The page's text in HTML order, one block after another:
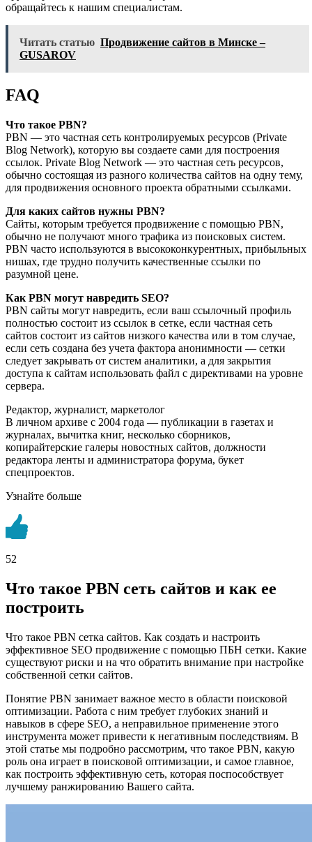
обращайтесь к нашим специалистам.
Читать статью Продвижение сайтов в Минске –
GUSAROV
FAQ
Что такое PBN?
PBN — это частная сеть контролируемых ресурсов (Private
Blog Network), которую вы создаете сами для построения
ссылок. Private Blog Network — это частная сеть ресурсов,
обычно состоящая из разного количества сайтов на одну тему,
для продвижения основного проекта обратными ссылками.
Для каких сайтов нужны PBN?
Сайты, которым требуется продвижение с помощью PBN,
обычно не получают много трафика из поисковых систем.
PBN часто используются в высококонкурентных, прибыльных
нишах, где трудно получить качественные ссылки по
разумной цене.
Как PBN могут навредить SEO?
PBN сайты могут навредить, если ваш ссылочный профиль
полностью состоит из ссылок в сетке, если частная сеть
сайтов состоит из сайтов низкого качества или в том случае,
если сеть создана без учета фактора анонимности — сетки
следует закрывать от систем аналитики, а для закрытия
доступа к сайтам использовать файл с директивами на уровне
сервера.
Редактор, журналист, маркетолог
В личном архиве с 2004 года — публикации в газетах и
журналах, вычитка книг, несколько сборников,
копирайтерские галеры новостных сайтов, должности
редактора ленты и администратора форума, букет
спецпроектов.
Узнайте больше
52
Что такое PBN сеть сайтов и как ее
построить
Что такое PBN сетка сайтов. Как создать и настроить
эффективное SEO продвижение с помощью ПБН сетки. Какие
существуют риски и на что обратить внимание при настройке
собственной сетки сайтов.
Понятие PBN занимает важное место в области поисковой
оптимизации. Работа с ним требует глубоких знаний и
навыков в сфере SEO, а неправильное применение этого
инструмента может привести к негативным последствиям. В
этой статье мы подробно рассмотрим, что такое PBN, какую
роль она играет в поисковой оптимизации, и самое главное,
как построить эффективную сеть, которая поспособствует
лучшему ранжированию Вашего сайта.